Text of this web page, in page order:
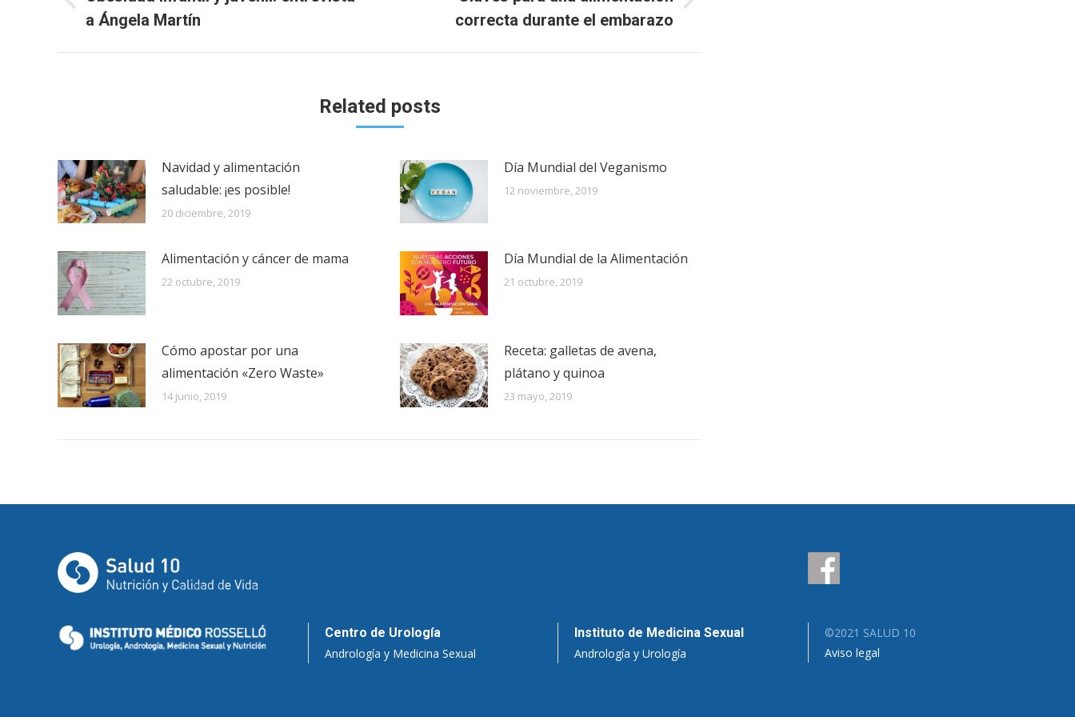
publicaciones
Publicación
anterior:
a Ángela Martín
Publicación
siguiente:correcta durante el embarazo
Related posts
Navidad y alimentación
saludable: ¡es posible!
20 diciembre, 2019
Día Mundial del Veganismo
12 noviembre, 2019
Alimentación y cáncer de mama
22 octubre, 2019
Día Mundial de la Alimentación
21 octubre, 2019
Cómo apostar por una
alimentación «Zero Waste»
14 junio, 2019
Receta: galletas de avena,
plátano y quinoa
23 mayo, 2019
Centro de Urología
Andrología y Medicina Sexual
Instituto de Medicina Sexual
Andrología y Urología
©2021 SALUD 10
Aviso legal